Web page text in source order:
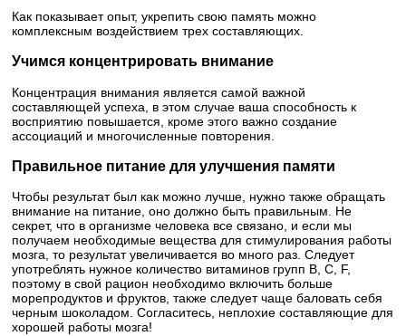
Как показывает опыт, укрепить свою память можно
комплексным воздействием трех составляющих.
Учимся концентрировать внимание
Концентрация внимания является самой важной
составляющей успеха, в этом случае ваша способность к
восприятию повышается, кроме этого важно создание
ассоциаций и многочисленные повторения.
Правильное питание для улучшения памяти
Чтобы результат был как можно лучше, нужно также обращать
внимание на питание, оно должно быть правильным. Не
секрет, что в организме человека все связано, и если мы
получаем необходимые вещества для стимулирования работы
мозга, то результат увеличивается во много раз. Следует
употреблять нужное количество витаминов групп B, C, F,
поэтому в свой рацион необходимо включить больше
морепродуктов и фруктов, также следует чаще баловать себя
черным шоколадом. Согласитесь, неплохие составляющие для
хорошей работы мозга!